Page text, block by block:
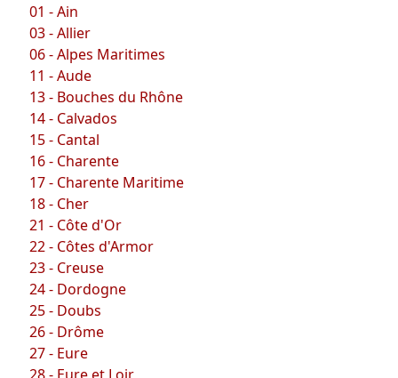
01 - Ain
03 - Allier
06 - Alpes Maritimes
11 - Aude
13 - Bouches du Rhône
14 - Calvados
15 - Cantal
16 - Charente
17 - Charente Maritime
18 - Cher
21 - Côte d'Or
22 - Côtes d'Armor
23 - Creuse
24 - Dordogne
25 - Doubs
26 - Drôme
27 - Eure
28 - Eure et Loir